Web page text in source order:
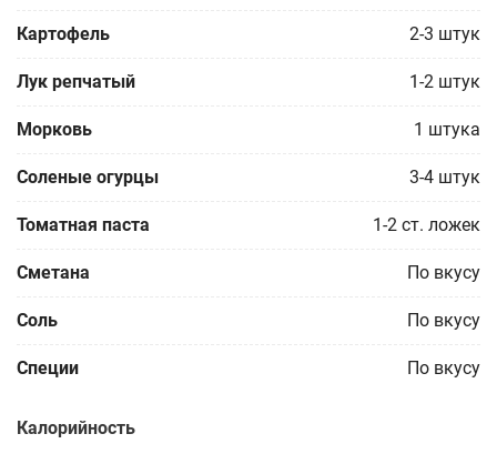
Картофель 2-3 штук
Лук репчатый 1-2 штук
Морковь 1 штука
Соленые огурцы 3-4 штук
Томатная паста 1-2 ст. ложек
Сметана По вкусу
Соль По вкусу
Специи По вкусу
Калорийность